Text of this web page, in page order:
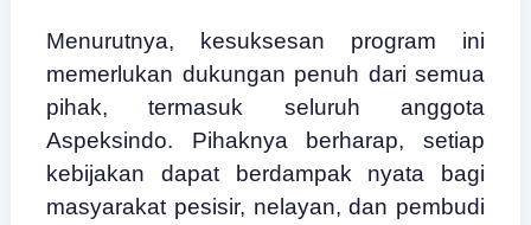
Menurutnya, kesuksesan program ini
memerlukan dukungan penuh dari semua
pihak, termasuk seluruh anggota
Aspeksindo. Pihaknya berharap, setiap
kebijakan dapat berdampak nyata bagi
masyarakat pesisir, nelayan, dan pembudi